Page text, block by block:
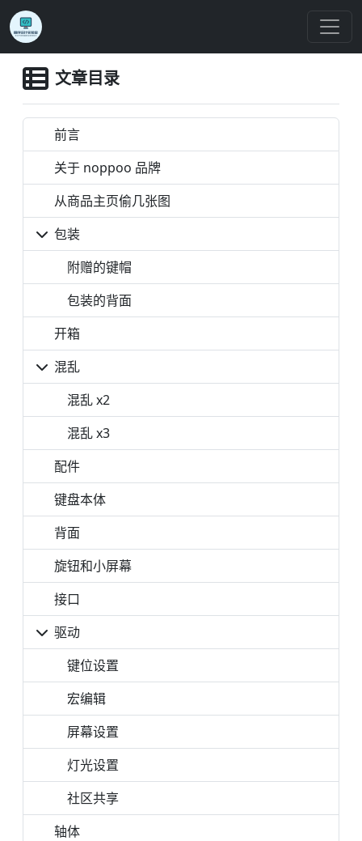
文章目录
前言
关于 noppoo 品牌
从商品主页偷几张图
包装
附赠的键帽
包装的背面
开箱
混乱
混乱 x2
混乱 x3
配件
键盘本体
背面
旋钮和小屏幕
接口
驱动
键位设置
宏编辑
屏幕设置
灯光设置
社区共享
轴体